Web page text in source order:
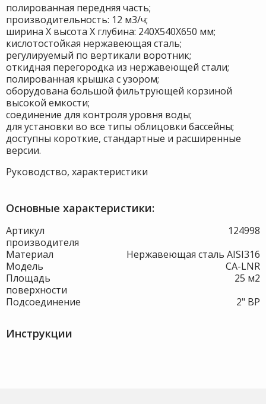
полированная передняя часть;
производительность: 12 м3/ч;
ширина Х высота Х глубина: 240Х540Х650 мм;
кислотостойкая нержавеющая сталь;
регулируемый по вертикали воротник;
откидная перегородка из нержавеющей стали;
полированная крышка с узором;
оборудована большой фильтрующей корзиной
высокой емкости;
соединение для контроля уровня воды;
для установки во все типы облицовки бассейны;
доступны короткие, стандартные и расширенные
версии.
Руководство, характеристики
Основные характеристики:
Артикул
производителя
124998
Материал
Нержавеющая сталь AISI316
Модель
CA-LNR
Площадь
поверхности
25 м2
Подсоединение
2" ВР
Инструкции